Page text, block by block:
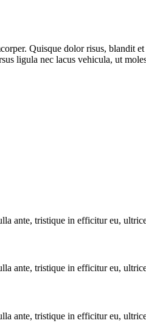
Quisque dolor risus, blandit
ligula nec lacus vehicula, ut
ante, tristique in efficitur eu,
ante, tristique in efficitur eu,
ante, tristique in efficitur eu,